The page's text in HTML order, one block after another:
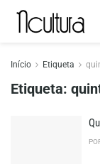
Início Etiqueta
Etiqueta: